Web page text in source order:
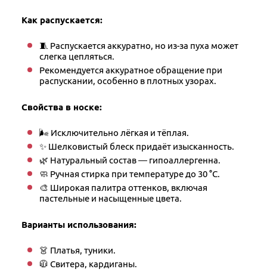
Как распускается:
🧵 Распускается аккуратно, но из-за пуха может
слегка цепляться.
Рекомендуется аккуратное обращение при
распускании, особенно в плотных узорах.
Свойства в носке:
🌬 Исключительно лёгкая и тёплая.
✨ Шелковистый блеск придаёт изысканность.
🌿 Натуральный состав — гипоаллергенна.
🧼 Ручная стирка при температуре до 30 °C.
🎨 Широкая палитра оттенков, включая
пастельные и насыщенные цвета.
Варианты использования:
👗 Платья, туники.
🧥 Свитера, кардиганы.